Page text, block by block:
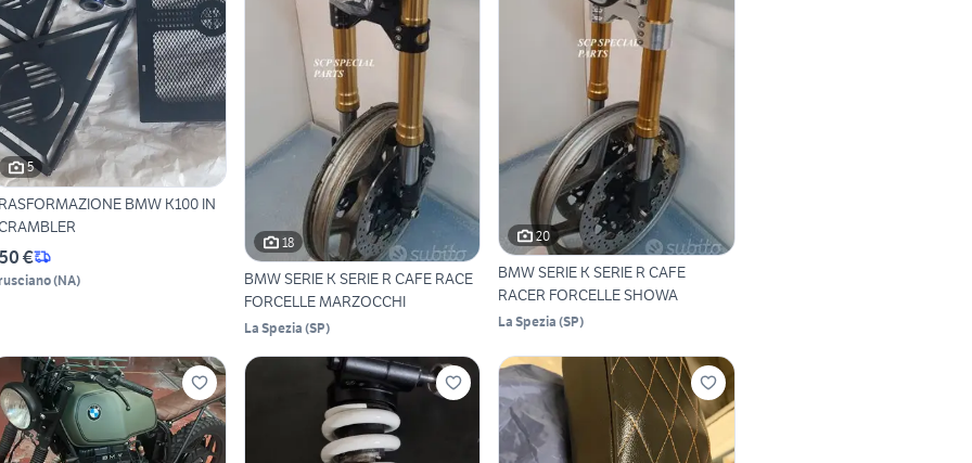
5
BMW K100 IN
€
(NA)
18
BMW SERIE K SERIE R CAFE RACE
FORCELLE MARZOCCHI
La Spezia (SP)
20
BMW SERIE K SERIE R CAFE
RACER FORCELLE SHOWA
La Spezia (SP)